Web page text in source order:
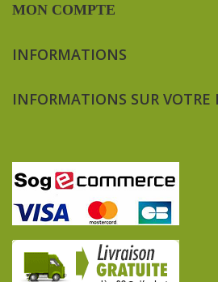
MON COMPTE
INFORMATIONS
INFORMATIONS SUR VOTRE